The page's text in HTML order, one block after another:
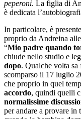
peperoni. La figlia di
è dedicata
In particolare, è
proprio da Andreina
“Mio padre quando
chiude nello studio e
dopo. Qualche volta sa
scomparso il 17 luglio
che proprio in quel
accordo, quindi quelli
normalissime
per andare a provare in